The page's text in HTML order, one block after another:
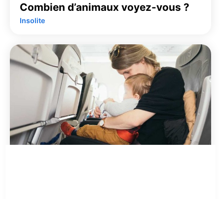
Combien d’animaux voyez-vous ?
Insolite